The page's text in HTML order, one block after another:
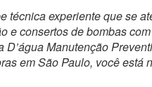
técnica experiente que se
e consertos de bombas
Manutenção
em São Paulo, você está